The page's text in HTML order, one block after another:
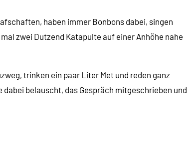
haben immer Bonbons dabei, singen
zwei Dutzend Katapulte auf einer Anhöhe nahe
trinken ein paar Liter Met und reden ganz
belauscht, das Gespräch mitgeschrieben und